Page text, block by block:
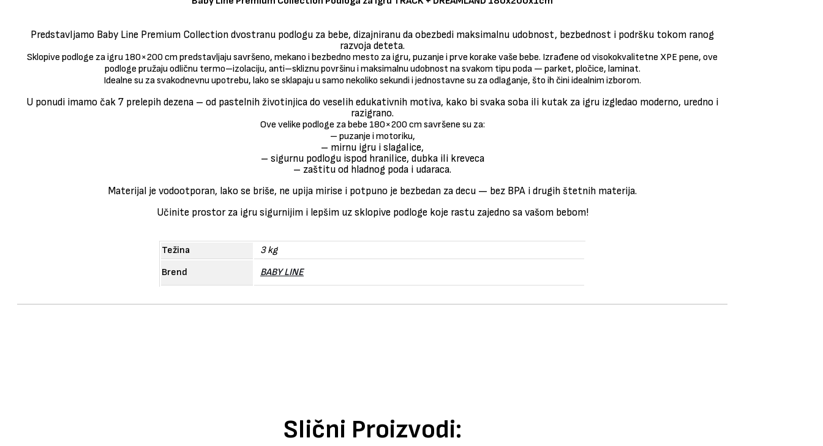
količina
Predstavljamo Baby Line Premium Collection dvostranu podlogu za bebe, dizajniranu da obezbedi maksimalnu udobnost, bezbednost i podršku tokom ranog
razvoja deteta.
Sklopive podloge za igru 180×200 cm predstavljaju savršeno, mekano i bezbedno mesto za igru, puzanje i prve korake vaše bebe. Izrađene od visokokvalitetne XPE pene, ove
podloge pružaju odličnu termo–izolaciju, anti–skliznu površinu i maksimalnu udobnost na svakom tipu poda — parket, pločice, laminat.
Idealne su za svakodnevnu upotrebu, lako se sklapaju u samo nekoliko sekundi i jednostavne su za odlaganje, što ih čini idealnim izborom.
U ponudi imamo čak 7 prelepih dezena – od pastelnih životinjica do veselih edukativnih motiva, kako bi svaka soba ili kutak za igru izgledao moderno, uredno i
razigrano.
Ove velike podloge za bebe 180×200 cm savršene su za:
– puzanje i motoriku,
– mirnu igru i slagalice,
– sigurnu podlogu ispod hranilice, dubka ili kreveca
– zaštitu od hladnog poda i udaraca.
Materijal je vodootporan, lako se briše, ne upija mirise i potpuno je bezbedan za decu — bez BPA i drugih štetnih materija.
Učinite prostor za igru sigurnijim i lepšim uz sklopive podloge koje rastu zajedno sa vašom bebom!
Težina
3 kg
Brend
BABY LINE
Slični Proizvodi: